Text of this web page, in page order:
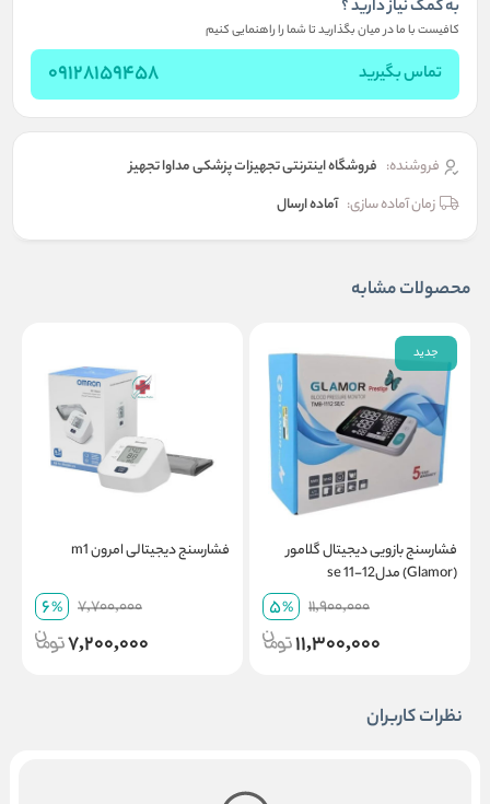
به کمک نیاز دارید ؟
کافیست با ما در میان بگذارید تا شما را راهنمایی کنیم
تماس بگیرید 09128159458
فروشنده: فروشگاه اینترنتی تجهیزات پزشکی مداوا تجهیز
زمان آماده سازی: آماده ارسال
محصولات مشابه
جدید
فشارسنج بازویی دیجیتال گلامور
(Glamor) مدل12-11 se
11,900,000
5%
11,300,000
فشارسنج دیجیتالی امرون m1
7,700,000
6%
7,200,000
نظرات کاربران